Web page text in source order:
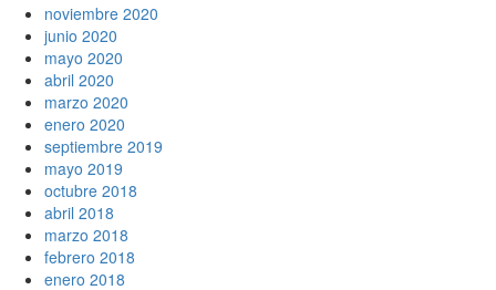
noviembre 2020
junio 2020
mayo 2020
abril 2020
marzo 2020
enero 2020
septiembre 2019
mayo 2019
octubre 2018
abril 2018
marzo 2018
febrero 2018
enero 2018